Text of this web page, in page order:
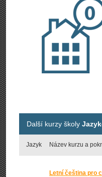
Další kurzy školy
Jazyk Název kurzu a
Letní čeština pro